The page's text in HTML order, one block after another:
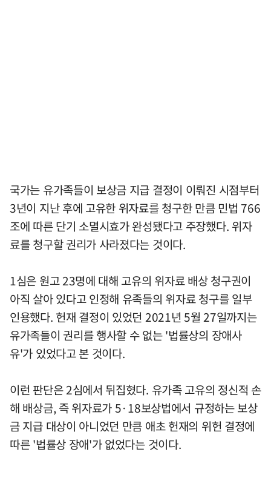
국가는 유가족들이 보상금 지급 결정이 이뤄진 시점부터
3년이 지난 후에 고유한 위자료를 청구한 만큼 민법 766
조에 따른 단기 소멸시효가 완성됐다고 주장했다. 위자
료를 청구할 권리가 사라졌다는 것이다.
1심은 원고 23명에 대해 고유의 위자료 배상 청구권이
아직 살아 있다고 인정해 유족들의 위자료 청구를 일부
인용했다. 헌재 결정이 있었던 2021년 5월 27일까지는
유가족들이 권리를 행사할 수 없는 '법률상의 장애사
유'가 있었다고 본 것이다.
이런 판단은 2심에서 뒤집혔다. 유가족 고유의 정신적 손
해 배상금, 즉 위자료가 5·18보상법에서 규정하는 보상
금 지급 대상이 아니었던 만큼 애초 헌재의 위헌 결정에
따른 '법률상 장애'가 없었다는 것이다.